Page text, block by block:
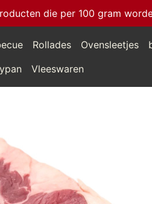
die per 100 gram
Rollades Ovensleetjes
Vleeswaren